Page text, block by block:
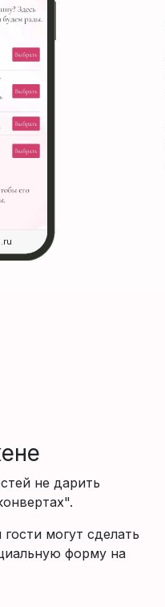
не дарить
могут сделать
форму на